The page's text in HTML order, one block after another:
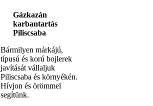
Gázkazán
karbantartás
Piliscsaba
Bármilyen márkájú,
típusú és korú bojlerek
javítását vállaljuk
Piliscsaba és környékén.
Hívjon és örömmel
segítünk.